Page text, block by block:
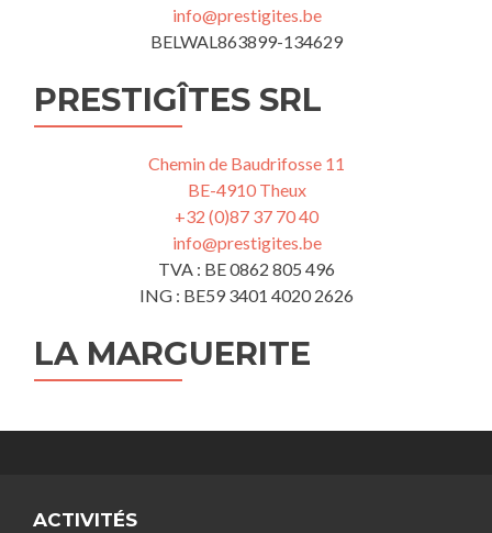
info@prestigites.be
BELWAL863899-134629
PRESTIGÎTES SRL
Chemin de Baudrifosse 11
BE-4910 Theux
+32 (0)87 37 70 40
info@prestigites.be
TVA : BE 0862 805 496
ING : BE59 3401 4020 2626
LA MARGUERITE
ACTIVITÉS